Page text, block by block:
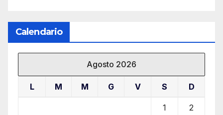
Calendario
Agosto 2026
L M M G V S D
1 2